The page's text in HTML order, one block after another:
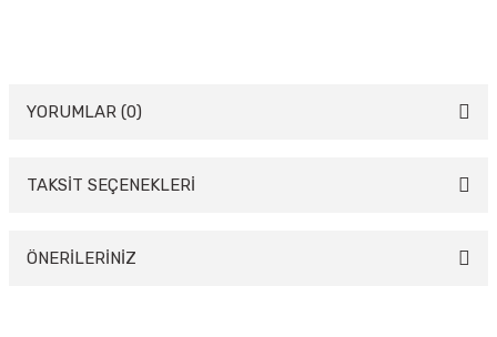
YORUMLAR (0)
Bu ürüne ilk yorumu siz yapın!
TAKSİT SEÇENEKLERİ
ÖNERİLERİNİZ